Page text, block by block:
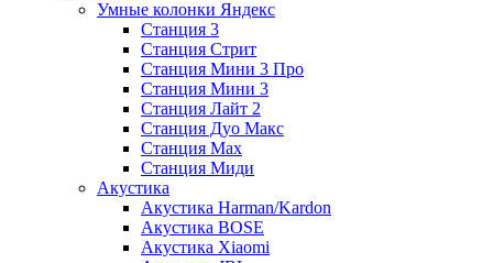
Умные колонки Яндекс
Станция 3
Станция Стрит
Станция Мини 3 Про
Станция Мини 3
Станция Лайт 2
Станция Дуо Макс
Станция Max
Станция Миди
Акустика
Акустика Harman/Kardon
Акустика BOSE
Акустика Xiaomi